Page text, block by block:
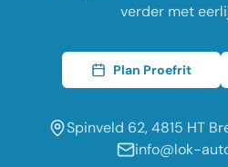
verder met
Plan Proefrit
Spinveld 62, 4815 HT
info@lok-